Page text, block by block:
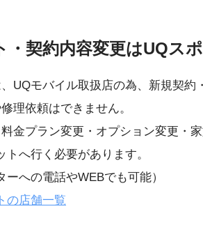
・契約内容変更はUQス
UQモバイル取扱店の為、新規契約
理依頼はできません。
金プラン変更・オプション変更・
トへ行く必要があります。
ーへの電話やWEBでも可能）
の店舗一覧